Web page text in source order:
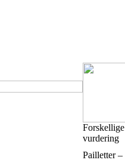
vurdering
Pailletter